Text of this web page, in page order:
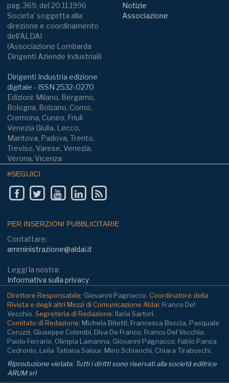
pag. 369, del 20.11.1996
Societa' soggetta alla
direzione e coordinamento
dell'ALDAI
(Associazione Lombarda
Dirigenti Aziende Industriali)
Dirigenti Industria edizione
digitale - ISSN 2532-0270
Edizioni: Milano, Bergamo,
Bologna, Bolzano, Como,
Cremona, Cuneo, Friuli
Venezia Giulia, Lecco,
Mantova, Padova, Trento,
Treviso, Varese, Venezia,
Verona, Vicenza
Notizie
Associazione
#SEGUICI:
PER INSERZIONI PUBBLICITARIE
Contattare:
amministrazione@aldai.it
Leggi la nostra:
Informativa sulla privacy
Direttore Responsabile: Giovanni Pagnacco. Coordinatore della
Rivista e degli altri Mezzi di Comunicazione Aldai: Franco Del
Vecchio. Segreteria di Redazione: Ilaria Sartori.
Comitato di Redazione: Michela Bitetti, Francesca Boccia, Pasquale
Ceruzzi, Giuseppe Colombi, Diva De Franco, Franco Del Vecchio,
Paolo Ferrario, Olimpia Lamanna, Giovanni Pagnacco, Fabio Pansa
Cedronio, Leila Tatiana Salour, Mino Schianchi, Chiara Tiraboschi.
Riproduzione vietata. Tutti i diritti sono riservati alla società editrice
ARUM srl